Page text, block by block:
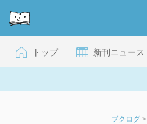
トップ 新刊ニュース
ブクログ >